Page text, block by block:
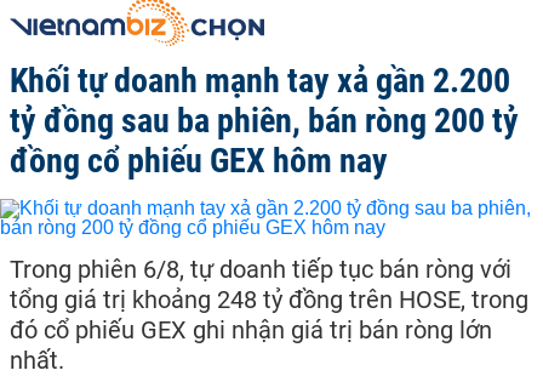
Khối tự doanh mạnh tay xả gần 2.200
tỷ đồng sau ba phiên, bán ròng 200 tỷ
đồng cổ phiếu GEX hôm nay
Trong phiên 6/8, tự doanh tiếp tục bán ròng với
tổng giá trị khoảng 248 tỷ đồng trên HOSE, trong
đó cổ phiếu GEX ghi nhận giá trị bán ròng lớn
nhất.